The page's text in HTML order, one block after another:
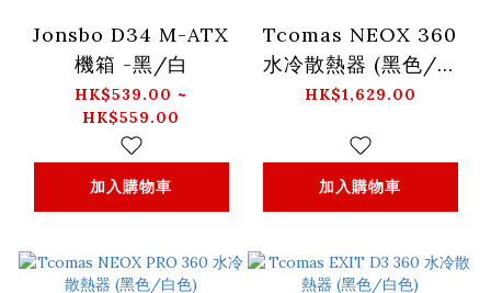
Jonsbo D34 M-ATX
機箱 -黑/白
HK$539.00 ~
HK$559.00
加入購物車
Tcomas NEOX 360
水冷散熱器 (黑色/白
色)
HK$1,629.00
加入購物車